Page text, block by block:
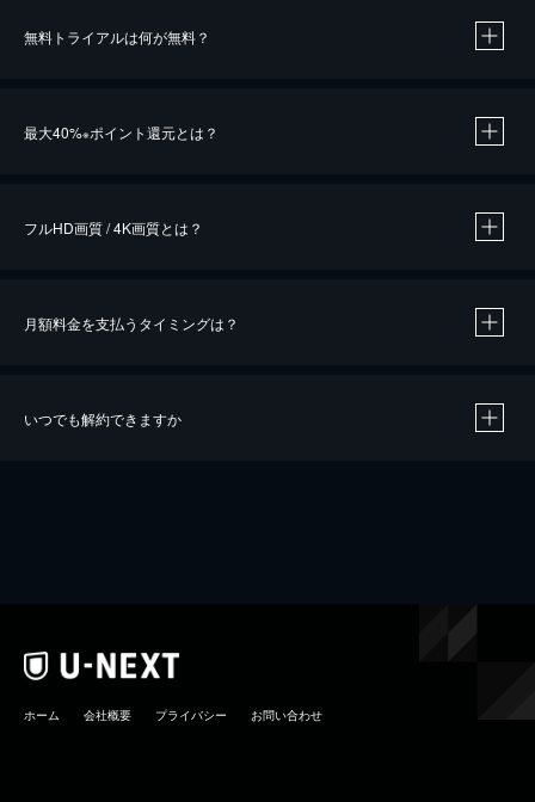
無料トライアルは何が無料？
最大40%※ポイント還元とは？
※40％ポイント還元の対象は、クレジットカード決済による作品の購入 / レンタルです。
フルHD画質 / 4K画質とは？
月額料金を支払うタイミングは？
いつでも解約できますか
ホーム 会社概要 プライバシー お問い合わせ